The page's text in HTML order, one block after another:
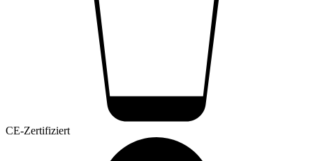
CE-Zertifiziert